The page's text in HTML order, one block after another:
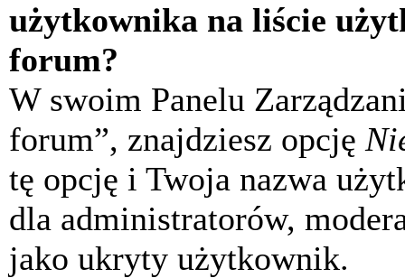
użytkownika na liście
forum?
W swoim Panelu
forum”, znajdziesz opcję
tę opcję i Twoja nazwa
dla administratorów,
jako ukryty użytkownik.